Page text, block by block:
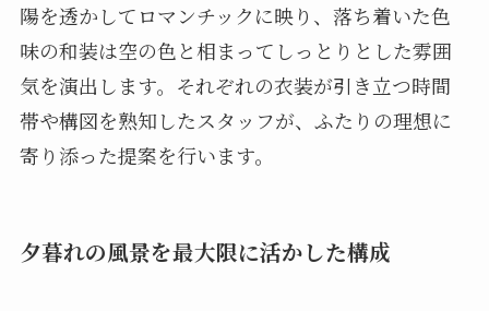
陽を透かしてロマンチックに映り、落ち着いた色
味の和装は空の色と相まってしっとりとした雰囲
気を演出します。それぞれの衣装が引き立つ時間
帯や構図を熟知したスタッフが、ふたりの理想に
寄り添った提案を行います。
夕暮れの風景を最大限に活かした構成